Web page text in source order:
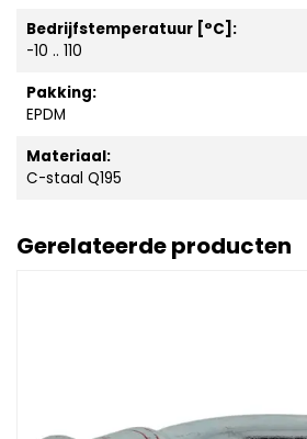
Bedrijfstemperatuur [°C]:
-10 .. 110
Pakking:
EPDM
Materiaal:
C-staal Q195
Gerelateerde producten